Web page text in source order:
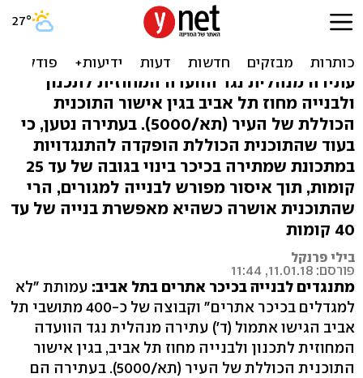
עתירה נגד בניית מגדלים
בכיכר אתרים
עתירה מנהלית נגד הוועדה המחוזית לתכנון
ולבנייה מחוז תל אביב בגין אישור התוכנית
הכוללת של העיר (תא/5000). בעתירה נטען, כי
בעוד שהתוכנית הכוללת הופקדה להתנגדויות
במתכונת שמתירה בכיכר בינוי בגובה של עד 25
קומות, תוך איסור מפורש לבנייה למגורים, הרי
שהתוכנית אושרה כשהיא מאפשרת בנייה של עד
40 קומות
בילי פרנקל
פורסם: 11.01.18, 11:44
מתנגדים לבנייה בכיכר אתרים בתל אביב: עמותת "לא
למגדלים בכיכר אתרים" וקבוצה של כ-400 מתושבי תל
אביב הגישו אתמול (ד') עתירה מנהלית נגד הוועדה
המחוזית לתכנון ולבנייה מחוז תל אביב, בגין אישור
התוכנית הכוללת של העיר (תא/5000). בעתירה הם